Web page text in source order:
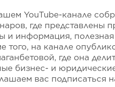
YouTube-канале
где представлены
и информация,
того, на канале
где она
бизнес- и
вас подписаться